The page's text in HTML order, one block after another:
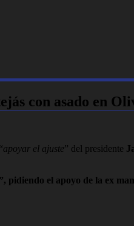
con asado en
apoyar el ajuste” del presidente
”, pidiendo el apoyo de la ex